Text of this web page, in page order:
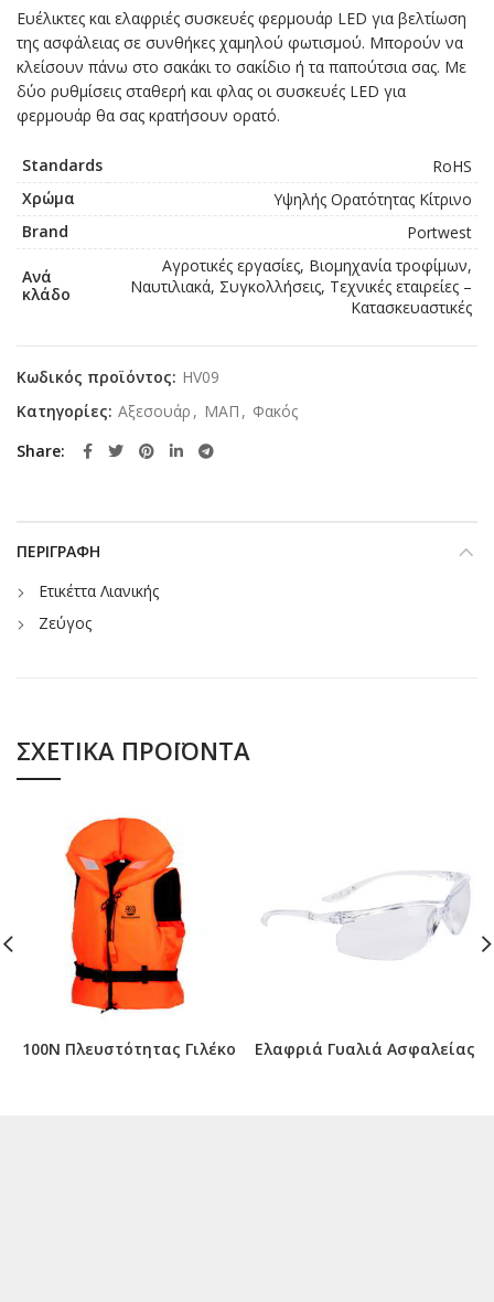
Ευέλικτες και ελαφριές συσκευές φερμουάρ LED για βελτίωση
της ασφάλειας σε συνθήκες χαμηλού φωτισμού. Μπορούν να
κλείσουν πάνω στο σακάκι το σακίδιο ή τα παπούτσια σας. Με
δύο ρυθμίσεις σταθερή και φλας οι συσκευές LED για
φερμουάρ θα σας κρατήσουν ορατό.
Standards
RoHS
Χρώμα
Υψηλής Ορατότητας Κίτρινο
Brand
Portwest
Ανά
κλάδο
Αγροτικές εργασίες, Βιομηχανία τροφίμων,
Ναυτιλιακά, Συγκολλήσεις, Τεχνικές εταιρείες –
Κατασκευαστικές
Κωδικός προϊόντος: HV09
Κατηγορίες: Αξεσουάρ , ΜΑΠ , Φακός
Share
ΠΕΡΙΓΡΑΦΉ
Ετικέττα Λιανικής
Ζεύγος
ΣΧΕΤΙΚΆ ΠΡΟΪΌΝΤΑ
100N Πλευστότητας Γιλέκο Ελαφριά Γυαλιά Ασφαλείας